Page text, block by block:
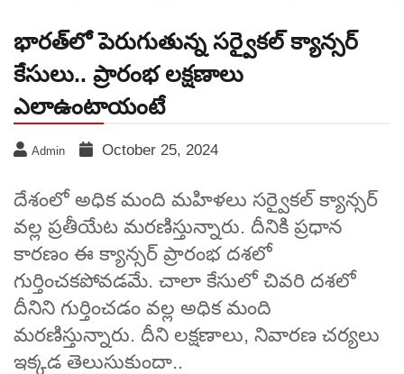
భారత్‌లో పెరుగుతున్న సర్వైకల్ క్యాన్సర్
కేసులు.. ప్రారంభ లక్షణాలు
ఎలాఉంటాయంటే
Admin October 25, 2024
దేశంలో అధిక మంది మహిళలు సర్వైకల్ క్యాన్సర్
వల్ల ప్రతీయేట మరణిస్తున్నారు. దీనికి ప్రధాన
కారణం ఈ క్యాన్సర్ ప్రారంభ దశలో
గుర్తించకపోవడమే. చాలా కేసులో చివరి దశలో
దీనిని గుర్తించడం వల్ల అధిక మంది
మరణిస్తున్నారు. దీని లక్షణాలు, నివారణ చర్యలు
ఇక్కడ తెలుసుకుందా..